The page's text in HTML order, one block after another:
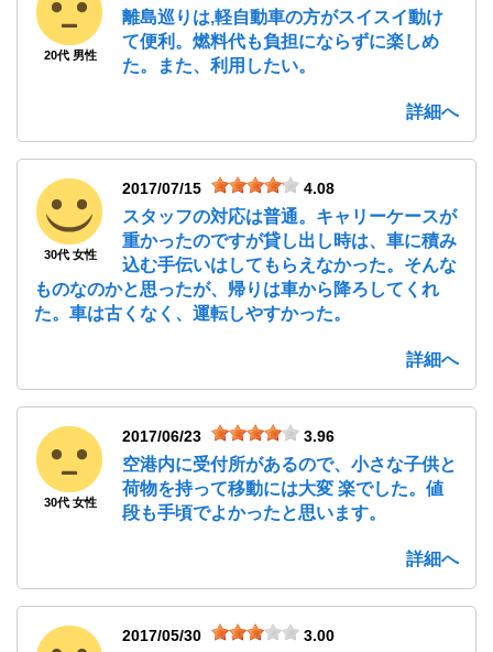
20代 男性
離島巡りは,軽自動車の方がスイスイ動け
て便利。燃料代も負担にならずに楽しめ
た。また、利用したい。
詳細へ
30代 女性
2017/07/15 4.08
スタッフの対応は普通。キャリーケースが
重かったのですが貸し出し時は、車に積み
込む手伝いはしてもらえなかった。そんな
ものなのかと思ったが、帰りは車から降ろしてくれ
た。車は古くなく、運転しやすかった。
詳細へ
30代 女性
2017/06/23 3.96
空港内に受付所があるので、小さな子供と
荷物を持って移動には大変 楽でした。値
段も手頃でよかったと思います。
詳細へ
2017/05/30 3.00